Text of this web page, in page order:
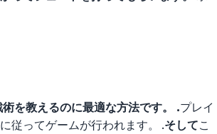
を教えるのに最適な方法です。 .プレイ
従ってゲームが行われます。 .そしてこ